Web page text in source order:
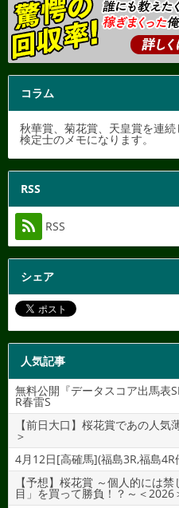
コラム
秋華賞、菊花賞、天皇賞を連
検定士のメモになります。
RSS
RSS
シェア
人気記事
無料公開『データスコア出馬表
R春雷S
【前日大口】桜花賞であの人
＞
4月12日[高確馬](福島3R,福島4R
【予想】桜花賞 ～個人的には
目」を買って勝負！？～＜2026